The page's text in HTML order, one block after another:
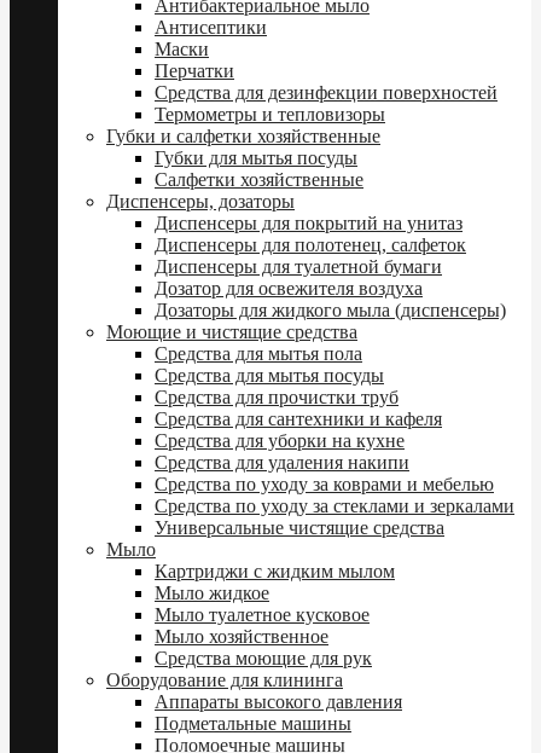
Антибактериальное мыло
Антисептики
Маски
Перчатки
Средства для дезинфекции поверхностей
Термометры и тепловизоры
Губки и салфетки хозяйственные
Губки для мытья посуды
Салфетки хозяйственные
Диспенсеры, дозаторы
Диспенсеры для покрытий на унитаз
Диспенсеры для полотенец, салфеток
Диспенсеры для туалетной бумаги
Дозатор для освежителя воздуха
Дозаторы для жидкого мыла (диспенсеры)
Моющие и чистящие средства
Средства для мытья пола
Средства для мытья посуды
Средства для прочистки труб
Средства для сантехники и кафеля
Средства для уборки на кухне
Средства для удаления накипи
Средства по уходу за коврами и мебелью
Средства по уходу за стеклами и зеркалами
Универсальные чистящие средства
Мыло
Картриджи с жидким мылом
Мыло жидкое
Мыло туалетное кусковое
Мыло хозяйственное
Средства моющие для рук
Оборудование для клининга
Аппараты высокого давления
Подметальные машины
Поломоечные машины